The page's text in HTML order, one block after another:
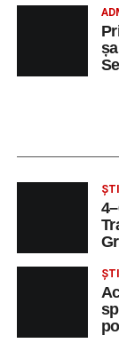
septembrie
Intrarea este
Ultimele
Femeie
spital
strada
Accident
de 66
4–6